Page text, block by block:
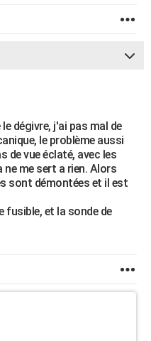
dégivre, j'ai pas mal de
le problème aussi
de vue éclaté, avec les
ne me sert a rien. Alors
sont démontées et il est
fusible, et la sonde de